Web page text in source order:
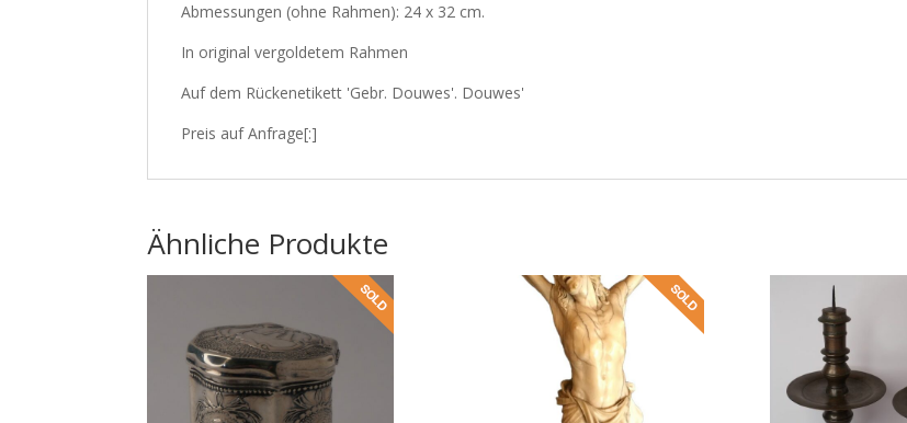
Abmessungen (ohne Rahmen): 24 x 32 cm.
In original vergoldetem Rahmen
Auf dem Rückenetikett 'Gebr. Douwes'. Douwes'
Preis auf Anfrage[:]
Ähnliche Produkte